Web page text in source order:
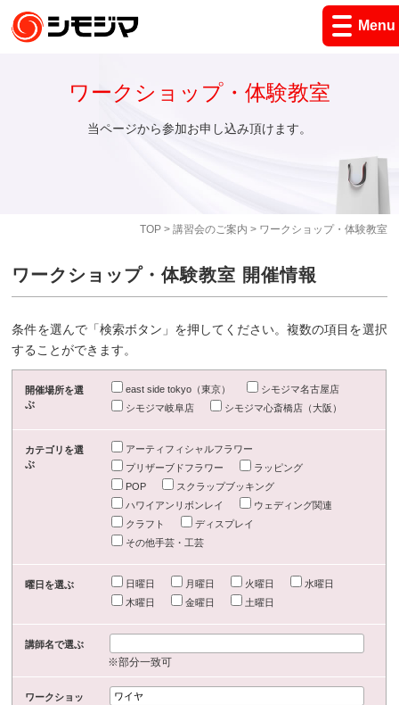
Menu
TOP> 講習会のご案内 > ワークショップ・体験教室
ワークショップ・体験教室
当ページから参加お申し込み頂けます。
ワークショップ・体験教室 開催情報
条件を選んで「検索ボタン」を押してください。複数の項目を選択
することができます。
開催場所を選
ぶ
east side tokyo（東京）
シモジマ名古屋店
シモジマ岐阜店
シモジマ心斎橋店（大阪）
カテゴリを選
ぶ
アーティフィシャルフラワー
プリザーブドフラワー
ラッピング
POP
スクラップブッキング
ハワイアンリボンレイ
ウェディング関連
クラフト
ディスプレイ
その他手芸・工芸
曜日を選ぶ 日曜日 月曜日 火曜日
水曜日
木曜日
金曜日 土曜日
講師名で選ぶ
※部分一致可
ワークショッ